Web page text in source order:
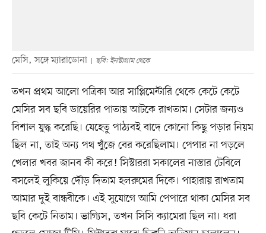
মেসি, সঙ্গে ম্যারাডোনা ছবি: ইনস্টাগ্রাম থেকে
তখন প্রথম আলো পত্রিকা আর সাপ্লিমেন্টারি থেকে কেটে কেটে
মেসির সব ছবি ডায়েরির পাতায় আটকে রাখতাম। সেটার জন্যও
বিশাল যুদ্ধ করেছি। যেহেতু পাঠ্যবই বাদে কোনো কিছু পড়ার নিয়ম
ছিল না, তাই অন্য পথ খুঁজে বের করেছিলাম। পেপার না পড়লে
খেলার খবর জানব কী করে! সিস্টাররা সকালের নাস্তার টেবিলে
বসলেই লুকিয়ে দৌড় দিতাম হলরুমের দিকে। পাহারায় রাখতাম
আমার দুই বান্ধবীকে। এই সুযোগে আমি পেপারে থাকা মেসির সব
ছবি কেটে নিতাম। ভাগ্যিস, তখন সিসি ক্যামেরা ছিল না। ধরা